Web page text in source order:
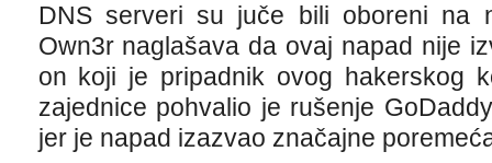
DNS serveri su juče bili oboreni na
Own3r naglašava da ovaj napad nije
on koji je pripadnik ovog hakerskog
zajednice pohvalio je rušenje
jer je napad izazvao značajne